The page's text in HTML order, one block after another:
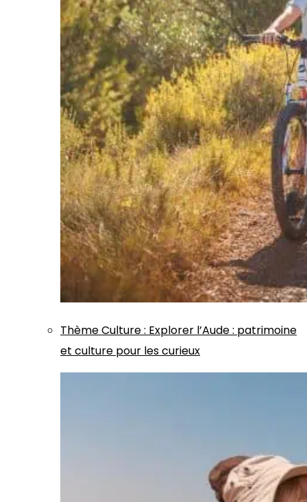
ThèmeCulture: Explorer l’Aude : patrimoine
et culture pour les curieux